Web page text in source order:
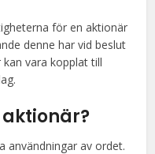
för en aktionär
denne har vid beslut
vara kopplat till
användningar av ordet.